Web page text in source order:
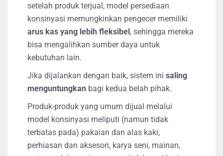
setelah produk terjual, model persediaan
konsinyasi memungkinkan pengecer memiliki
arus kas yang lebih fleksibel, sehingga mereka
bisa mengalihkan sumber daya untuk
kebutuhan lain.
Jika dijalankan dengan baik, sistem ini saling
menguntungkan bagi kedua belah pihak.
Produk-produk yang umum dijual melalui
model konsinyasi meliputi (namun tidak
terbatas pada) pakaian dan alas kaki,
perhiasan dan aksesori, karya seni, mainan,